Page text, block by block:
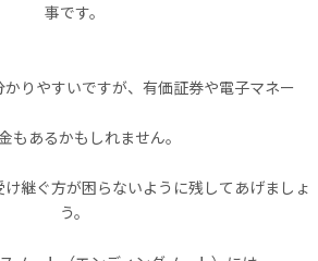
事です。
りやすいですが、有価証券や電子マネー
もあるかもしれません。
継ぐ方が困らないように残してあげましょ
う。